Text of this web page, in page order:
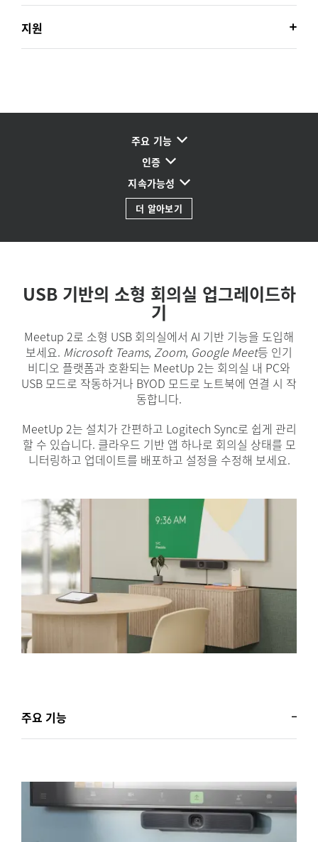
지원
주요 기능
인증
지속가능성
더 알아보기
USB 기반의 소형 회의실 업그레이드하
기
Meetup 2로 소형 USB 회의실에서 AI 기반 기능을 도입해
보세요. Microsoft Teams, Zoom, Google Meet등 인기
비디오 플랫폼과 호환되는 MeetUp 2는 회의실 내 PC와
USB 모드로 작동하거나 BYOD 모드로 노트북에 연결 시 작
동합니다.
MeetUp 2는 설치가 간편하고 Logitech Sync로 쉽게 관리
할 수 있습니다. 클라우드 기반 앱 하나로 회의실 상태를 모
니터링하고 업데이트를 배포하고 설정을 수정해 보세요.
주요 기능